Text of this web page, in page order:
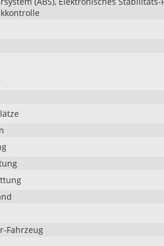
Fahrzeug